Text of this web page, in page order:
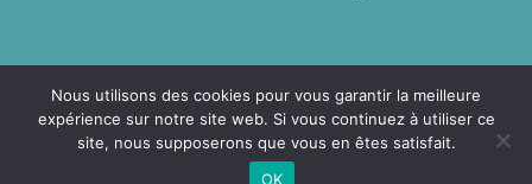
©2026RMDAgroup. All rights reserved -
Nous utilisons des cookies pour vous garantir la meilleure
expérience sur notre site web. Si vous continuez à utiliser ce
site, nous supposerons que vous en êtes satisfait.
OK